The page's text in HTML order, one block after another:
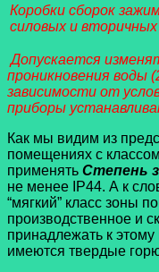
Коробки сборок
силовых и
Допускается
проникновения воды
зависимости от
приборы
Как мы видим из
помещениях с
применять Степень
не менее IP44. А к
“мягкий” класс зоны
производственное и
принадлежать к
имеются твердые